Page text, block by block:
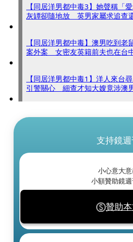
【同居洋男都中毒3】她聲稱「
灰罈卻隨地放 英男家屬求追查
【同居洋男都中毒】澳男吃到老
案外案 女密友英籍前夫也在台
【同居洋男都中毒1】洋人來台
引警關心 細查才知大嫂竟涉澳
支持鏡
小心意大
小額贊助鏡週
贊助